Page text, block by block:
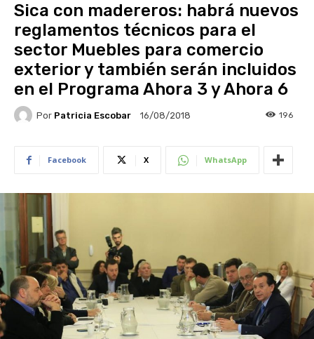
Sica con madereros: habrá nuevos
reglamentos técnicos para el
sector Muebles para comercio
exterior y también serán incluidos
en el Programa Ahora 3 y Ahora 6
Por Patricia Escobar 16/08/2018 196
Facebook X WhatsApp